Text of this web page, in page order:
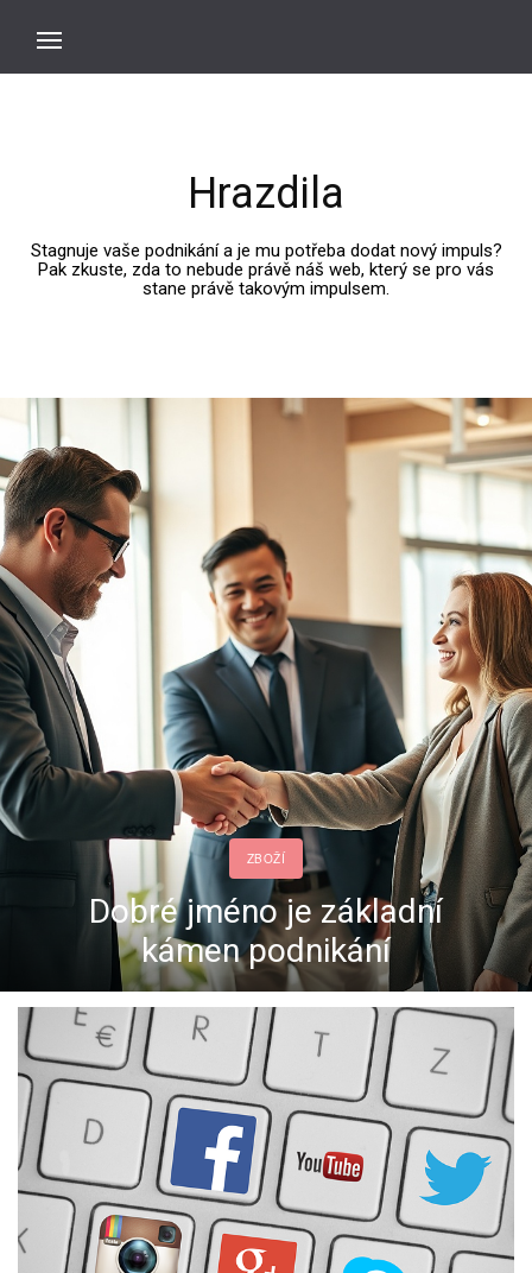
Hrazdila
Stagnuje vaše podnikání a je mu potřeba dodat nový impuls?
Pak zkuste, zda to nebude právě náš web, který se pro vás
stane právě takovým impulsem.
ZBOŽÍ
Poradenství ve firmě